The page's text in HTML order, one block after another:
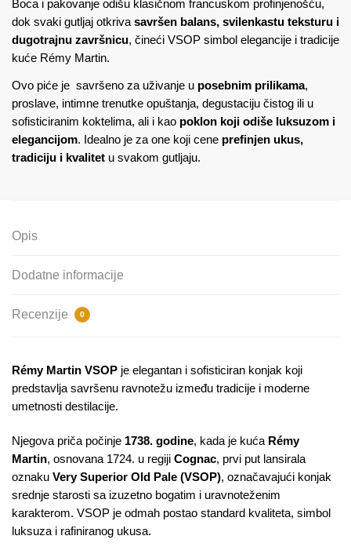
Boca i pakovanje odišu klasičnom francuskom profinjenošću,
dok svaki gutljaj otkriva savršen balans, svilenkastu teksturu i
dugotrajnu završnicu, čineći VSOP simbol elegancije i tradicije
kuće Rémy Martin.
Ovo piće je savršeno za uživanje u posebnim prilikama,
proslave, intimne trenutke opuštanja, degustaciju čistog ili u
sofisticiranim koktelima, ali i kao poklon koji odiše luksuzom i
elegancijom. Idealno je za one koji cene prefinjen ukus,
tradiciju i kvalitet u svakom gutljaju.
Opis
Dodatne informacije
Recenzije 0
Rémy Martin VSOP je elegantan i sofisticiran konjak koji
predstavlja savršenu ravnotežu između tradicije i moderne
umetnosti destilacije.
Njegova priča počinje 1738. godine, kada je kuća Rémy
Martin, osnovana 1724. u regiji Cognac, prvi put lansirala
oznaku Very Superior Old Pale (VSOP), označavajući konjak
srednje starosti sa izuzetno bogatim i uravnoteženim
karakterom. VSOP je odmah postao standard kvaliteta, simbol
luksuza i rafiniranog ukusa.